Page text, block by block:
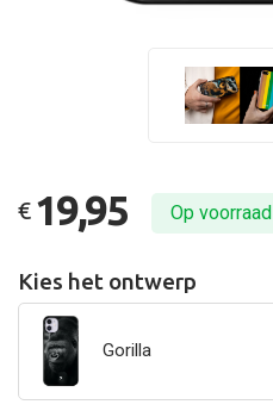
€ 19,95 Op voorraad
Kies het ontwerp
Gorilla